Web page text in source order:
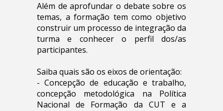
Além de aprofundar o debate sobre os
temas, a formação tem como objetivo
construir um processo de integração da
turma e conhecer o perfil dos/as
participantes.
Saiba quais são os eixos de orientação:
- Concepção de educação e trabalho,
concepção metodológica na Política
Nacional de Formação da CUT e a